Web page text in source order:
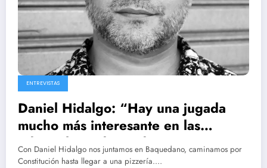
ENTREVISTAS
Daniel Hidalgo: “Hay una jugada
mucho más interesante en las
editoriales independientes”
Con Daniel Hidalgo nos juntamos en Baquedano, caminamos por
Constitución hasta llegar a una pizzería.…